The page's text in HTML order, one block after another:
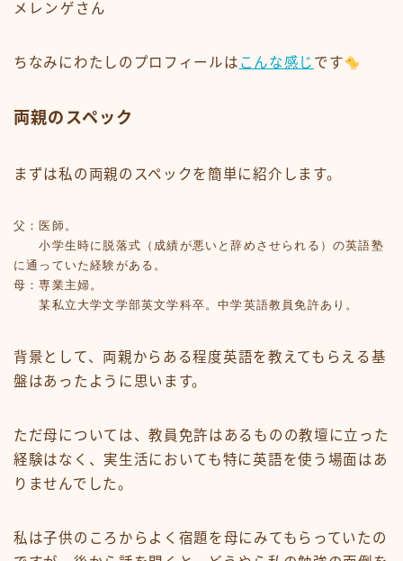
メレンゲさん
ちなみにわたしのプロフィールは こんな感じ です
両親のスペック
まずは私の両親のスペックを簡単に紹介します。
父：医師。
小学生時に脱落式（成績が悪いと辞めさせられる）の英語塾
に通っていた経験がある。
母：専業主婦。
某私立大学文学部英文学科卒。中学英語教員免許あり。
背景として、両親からある程度英語を教えてもらえる基
盤はあったように思います。
ただ母については、教員免許はあるものの教壇に立った
経験はなく、実生活においても特に英語を使う場面はあ
りませんでした。
私は子供のころからよく宿題を母にみてもらっていたの